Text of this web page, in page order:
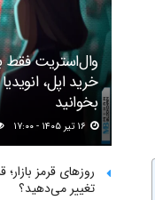
وال‌استریت فقط
بخوانید
روزهای قرمز
تغییر می‌دهید؟